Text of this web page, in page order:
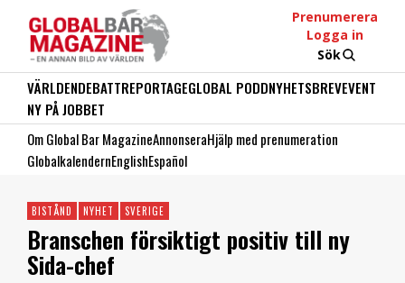
Prenumerera
Logga in
Sök
VÄRLDENDEBATTREPORTAGEGLOBAL PODDNYHETSBREVEVENT
NY PÅ JOBBET
Om Global Bar MagazineAnnonseraHjälp med prenumeration
GlobalkalendernEnglishEspañol
BISTÅND NYHET SVERIGE
Branschen försiktigt positiv till ny
Sida-chef